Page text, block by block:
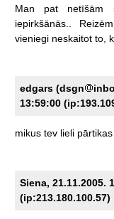
Man
pat netīšām
iepirkšānās..
Reizēm
vieniegi neskaitot to,
edgars (dsgn
13:59:00
mikus tev lieli pārtikas
Siena, 21.11.2005.
(ip:213.180.100.57)